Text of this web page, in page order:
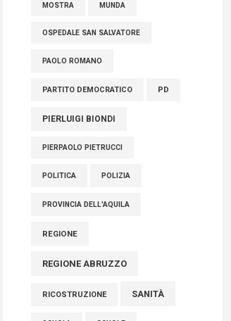
MOSTRA MUNDA
OSPEDALE SAN SALVATORE
PAOLO ROMANO
PARTITO DEMOCRATICO PD
PIERLUIGI BIONDI
PIERPAOLO PIETRUCCI
POLITICA POLIZIA
PROVINCIA DELL'AQUILA
REGIONE
REGIONE ABRUZZO
RICOSTRUZIONE SANITÀ